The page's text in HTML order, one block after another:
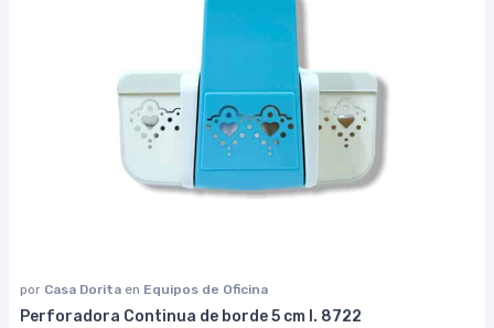
por Casa Dorita en Equipos de Oficina
Perforadora Continua de borde 5 cm I. 8722